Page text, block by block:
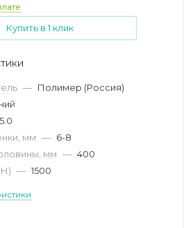
Купить в 1 клик
— Полимер (Россия)
мм — 6-8
мм — 400
— 1500